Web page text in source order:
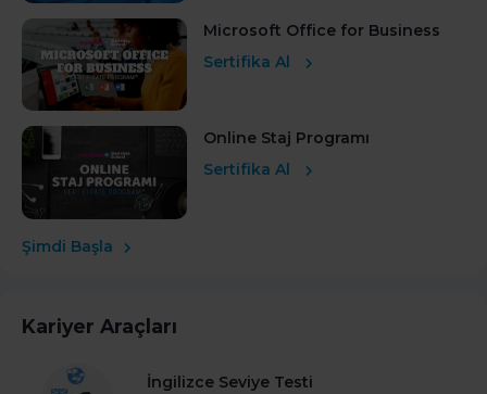
Microsoft Office for Business
Sertifika Al
Online Staj Programı
Sertifika Al
Şimdi Başla
Kariyer Araçları
İngilizce Seviye Testi